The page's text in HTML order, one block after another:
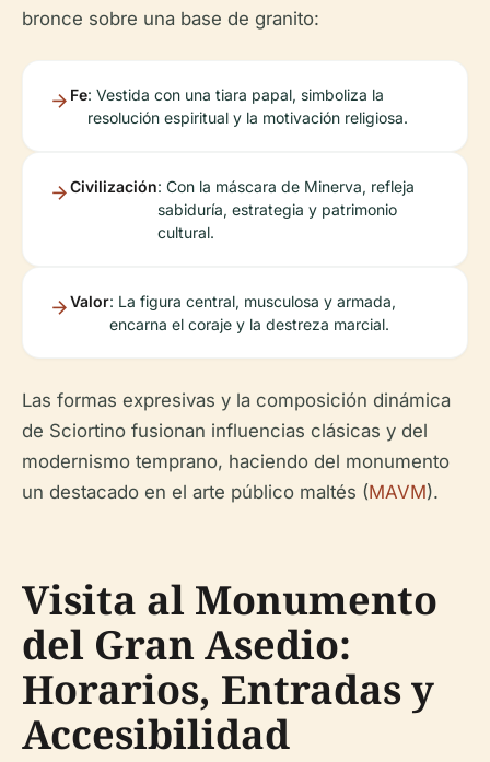
bronce sobre una base de granito:
Fe: Vestida con una tiara papal, simboliza la
resolución espiritual y la motivación religiosa.
Civilización: Con la máscara de Minerva, refleja
sabiduría, estrategia y patrimonio
cultural.
Valor: La figura central, musculosa y armada,
encarna el coraje y la destreza marcial.
Las formas expresivas y la composición dinámica
de Sciortino fusionan influencias clásicas y del
modernismo temprano, haciendo del monumento
un destacado en el arte público maltés (MAVM).
Visita al Monumento
del Gran Asedio:
Horarios, Entradas y
Accesibilidad